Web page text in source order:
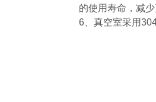
的使用寿命，减
6、真空室采用